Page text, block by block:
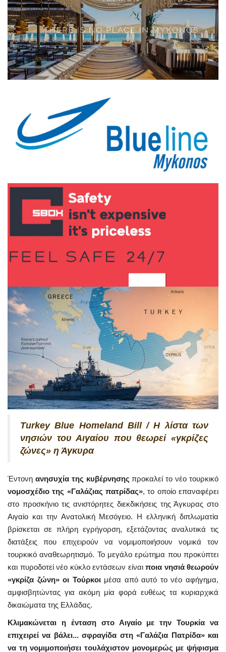
Γλώσσα
Ελληνικά English
Turkey Blue Homeland Bill / Η λίστα των
νησιών του Αιγαίου που θεωρεί «γκρίζες
ζώνες» η Άγκυρα
Έντονη ανησυχία της κυβέρνησης προκαλεί το νέο τουρκικό
νομοσχέδιο της «Γαλάζιας πατρίδας», το οποίο επαναφέρει
στο προσκήνιο τις ανιστόρητες διεκδικήσεις της Άγκυρας στο
Αιγαίο και την Ανατολική Μεσόγειο. Η ελληνική διπλωματία
βρίσκεται σε πλήρη εγρήγορση, εξετάζοντας αναλυτικά τις
διατάξεις που επιχειρούν να νομιμοποιήσουν νομικά τον
τουρκικό αναθεωρητισμό. Το μεγάλο ερώτημα που προκύπτει
και πυροδοτεί νέο κύκλο εντάσεων είναι ποια νησιά θεωρούν
«γκρίζα ζώνη» οι Τούρκοι μέσα από αυτό το νέο αφήγημα,
αμφισβητώντας για ακόμη μία φορά ευθέως τα κυριαρχικά
δικαιώματα της Ελλάδας.
Κλιμακώνεται η ένταση στο Αιγαίο με την Τουρκία να
επιχειρεί να βάλει... σφραγίδα στη «Γαλάζια Πατρίδα» και
να τη νομιμοποιήσει τουλάχιστον μονομερώς με ψήφισμα